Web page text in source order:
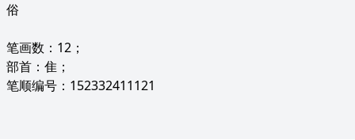
俗
笔画数：12；
部首：隹；
笔顺编号：152332411121